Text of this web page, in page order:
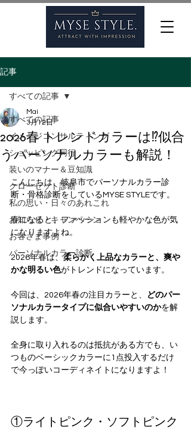
記事
すべての記事
イメージコンサルティング
ショッピング同行
装いのマナー＆豆知識
クローゼット診断
私の思い・日々のあれこれ
お知らせ・キャンペーン
お客さま事例
パーソナルカラー診断
すべての記事
2026春 トレンドカラーは⁉似合
うパーソナルカラーも解説！
Mai
3月12日
こんにちは、岐阜市でパーソナルカラー診
断・骨格診断をしているMYSE STYLEです。
春になると、ファッションも軽やかな色が気
になりますよね。
2026年春は、柔らかく上品なカラーと、爽や
かな明るい色がトレンドになっています。
今回は、2026年春の注目カラーと、
どのパー
ソナルカラータイプに似合いやすいのかを解
説します。
全身に取り入れるのは抵抗がある方でも、い
つものベーシックカラーに1点投入するだけ
で今っぽいコーディネイトになりますよ！
①ライトピンク・ソフトピンク